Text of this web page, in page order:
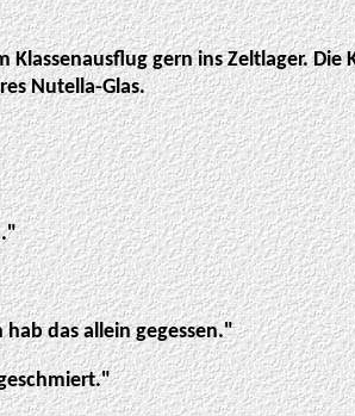
Klassenausflug gern ins Zeltlager.
Nutella-Glas.
das allein gegessen."